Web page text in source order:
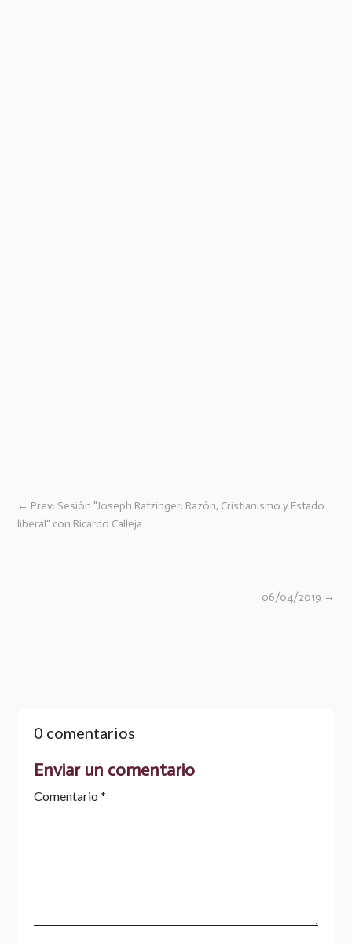
← Prev: Sesión "Joseph Ratzinger: Razón, Cristianismo y Estado
liberal" con Ricardo Calleja
06/04/2019 →
0 comentarios
Enviar un comentario
Comentario *